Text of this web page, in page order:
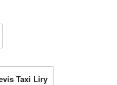
Taxi Liry